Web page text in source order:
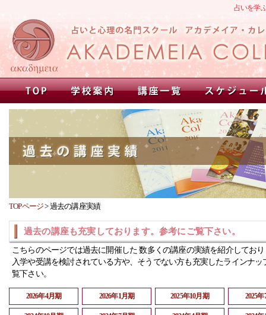
占いを学
TOPページ>過去の講座実績
過去の講座も充実しております。参考にご覧下さい。
こちらのページでは過去に開催した 数多くの講座の実績を紹介してお
入学や受講を検討されている方や、そうでない方も充実したラインナッ
覧下さい。
2026年4月期 2026年1月期 2025年10月期 2025